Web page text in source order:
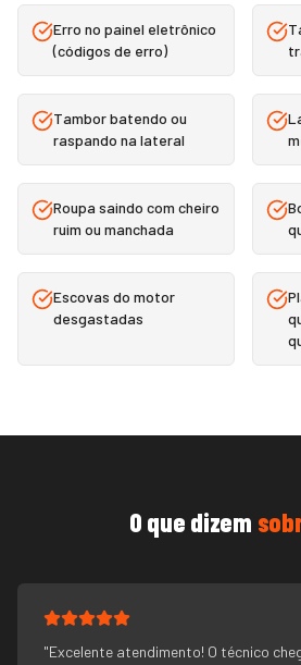
Erro no painel eletrônico
(códigos de erro)
Tambor batendo ou
raspando na lateral
Roupa saindo com cheiro
ruim ou manchada
Escovas do motor
desgastadas
O que dizem
"Excelente atendimento! O técnico